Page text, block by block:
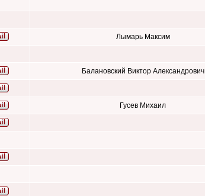
Лымарь Максим
Балановский Виктор Александрович
Гусев Михаил